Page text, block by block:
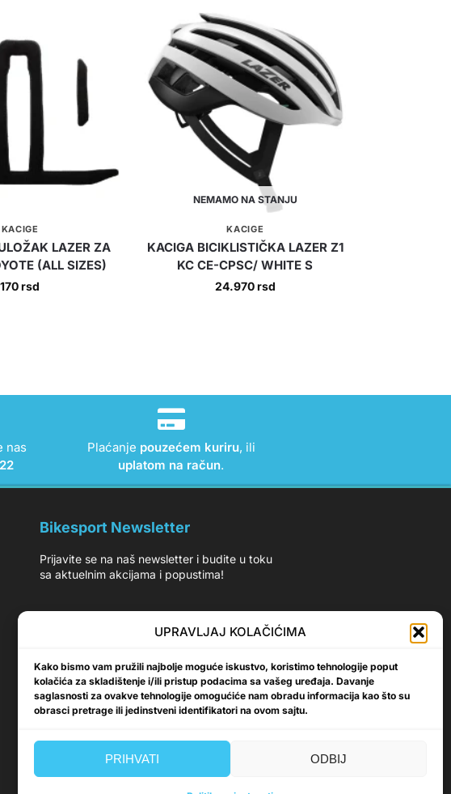
UPRAVLJAJ KOLAČIĆIMA
Kako bismo vam pružili najbolje moguće iskustvo, koristimo tehnologije poput
kolačića za skladištenje i/ili pristup podacima sa vašeg uređaja. Davanje
saglasnosti za ovakve tehnologije omogućiće nam obradu informacija kao što su
obrasci pretrage ili jedinstveni identifikatori na ovom sajtu.
PRIHVATI ODBIJ
KACIGE
LAZER ZA
(ALL SIZES)
170rsd
NEMAMO NA STANJU
KACIGE
KACIGA BICIKLISTIČKA LAZER Z1
KC CE-CPSC/ WHITE S
24.970rsd
nas
Plaćanje pouzećem kuriru, ili
uplatom na račun.
Bikesport Newsletter
Prijavite se na naš newsletter i budite u toku
sa aktuelnim akcijama i popustima!
Prijavi se